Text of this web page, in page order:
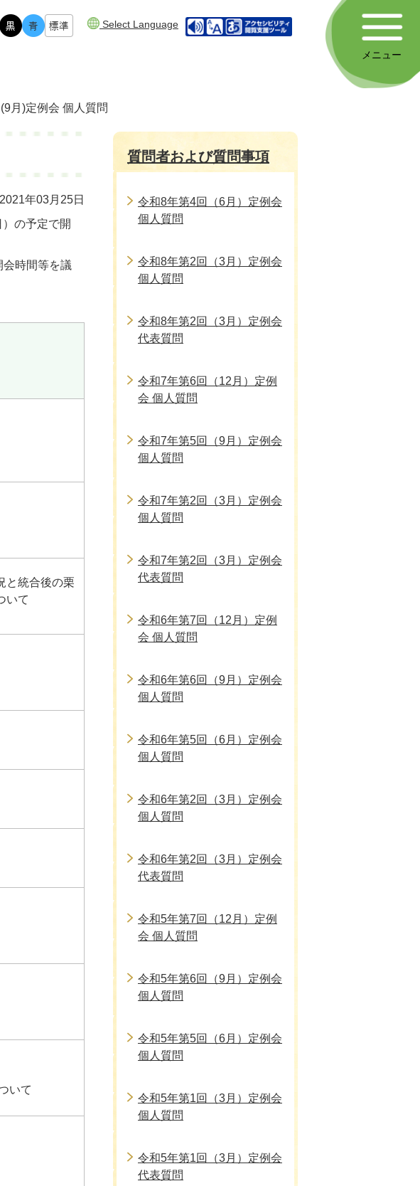
Select Language
メニュー
月)定例会 個人質問
年03月25日
の予定で開
時間等を議
と統合後の栗
いて
いて
質問者および質問事項
令和8年第4回（6月）定例会
個人質問
令和8年第2回（3月）定例会
個人質問
令和8年第2回（3月）定例会
代表質問
令和7年第6回（12月）定例
会 個人質問
令和7年第5回（9月）定例会
個人質問
令和7年第2回（3月）定例会
個人質問
令和7年第2回（3月）定例会
代表質問
令和6年第7回（12月）定例
会 個人質問
令和6年第6回（9月）定例会
個人質問
令和6年第5回（6月）定例会
個人質問
令和6年第2回（3月）定例会
個人質問
令和6年第2回（3月）定例会
代表質問
令和5年第7回（12月）定例
会 個人質問
令和5年第6回（9月）定例会
個人質問
令和5年第5回（6月）定例会
個人質問
令和5年第1回（3月）定例会
個人質問
令和5年第1回（3月）定例会
代表質問